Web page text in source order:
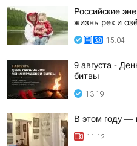
Российские
жизнь рек и
15:04
9 августа -
битвы
13:19
В этом году —
11:12